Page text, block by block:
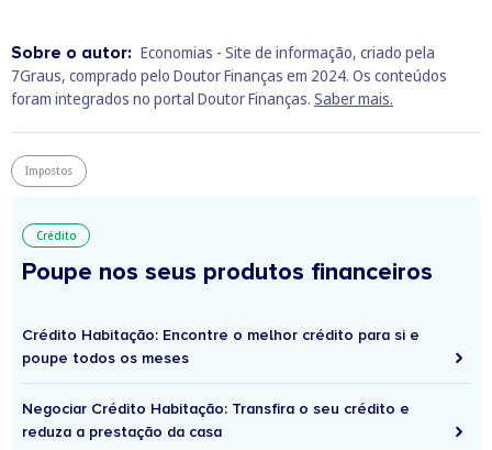
Sobre o autor: Economias - Site de informação, criado pela
7Graus, comprado pelo Doutor Finanças em 2024. Os conteúdos
foram integrados no portal Doutor Finanças. Saber mais.
Impostos
Crédito
Poupe nos seus produtos financeiros
Crédito Habitação: Encontre o melhor crédito para si e
poupe todos os meses
Negociar Crédito Habitação: Transfira o seu crédito e
reduza a prestação da casa